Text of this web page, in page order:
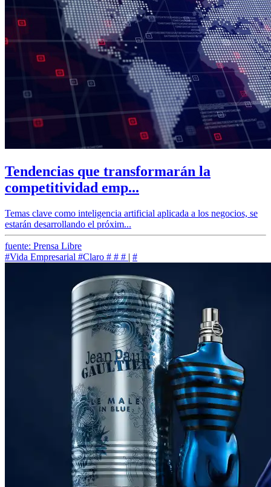
Tendencias que transformarán la
competitividad emp...
Temas clave como inteligencia artificial aplicada a los negocios, se
estarán desarrollando el próxim...
fuente: Prensa Libre
#Vida Empresarial #Claro # # # | #